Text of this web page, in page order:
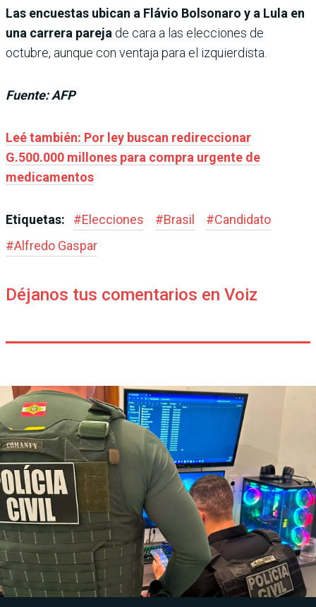
Las encuestas ubican a Flávio Bolsonaro y a Lula en
una carrera pareja de cara a las elecciones de
octubre, aunque con ventaja para el izquierdista.
Fuente: AFP
Leé también: Por ley buscan redireccionar
G.500.000 millones para compra urgente de
medicamentos
Etiquetas: #Elecciones #Brasil #Candidato
#Alfredo Gaspar
Déjanos tus comentarios en Voiz